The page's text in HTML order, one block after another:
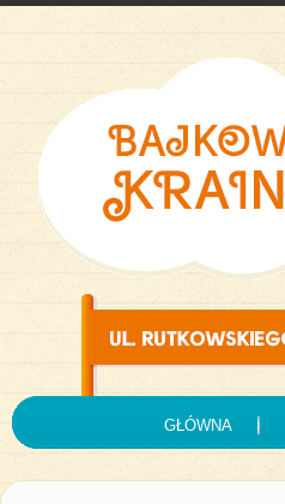
GŁÓWNA